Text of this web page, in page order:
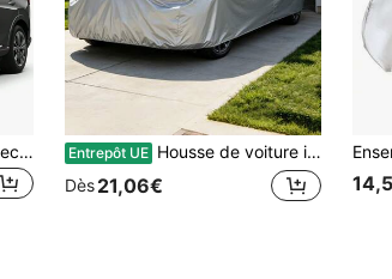
1 pièce Pare-soleil pliable avec design d'yeux en colère noirs - Convient pour la protection solaire d'été et la protection UV, fabriqué en matériau polyester durable, facile à enrouler et à ranger, s'adapte à la plupart des modèles de voiture, refroidit l'intérieur de la voiture, design de motif audacieux, design de rangement facile, pare-soleil de voiture, pare-soleil de voiture, pare-soleil de voiture, pare-soleil de voiture, pare-soleil de pare-brise, intérieure de la voiture, yeux dramatiques, essentiel de voyage, modification de voiture DIY Entrepôt UE Housse de voiture imperméable, protection contre les UV, le soleil, la pluie et la neige pour tous les temps, housse de voiture complète pour l'extérieur, housse de véhicule de berline résistante au vent et à la poussière avec bord inférieur élastique, ajustement universel pour le stationnement extérieur
Dès21,06€